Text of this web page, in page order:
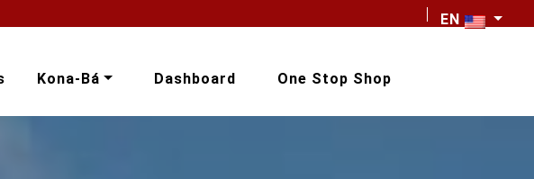
EN
Kona-Bá Dashboard One Stop Shop